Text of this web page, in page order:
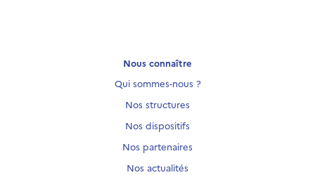
Nous connaître
Qui sommes-nous ?
Nos structures
Nos dispositifs
Nos partenaires
Nos actualités